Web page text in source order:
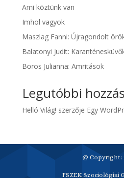
Ami köztünk van
Imhol vagyok
Maszlag Fanni: Újragondolt
Balatonyi Judit:
Boros Julianna: Amritások
Legutóbbi
Helló Világ! szerzője Egy
@ Copyright:
FSZEK Szociológiai